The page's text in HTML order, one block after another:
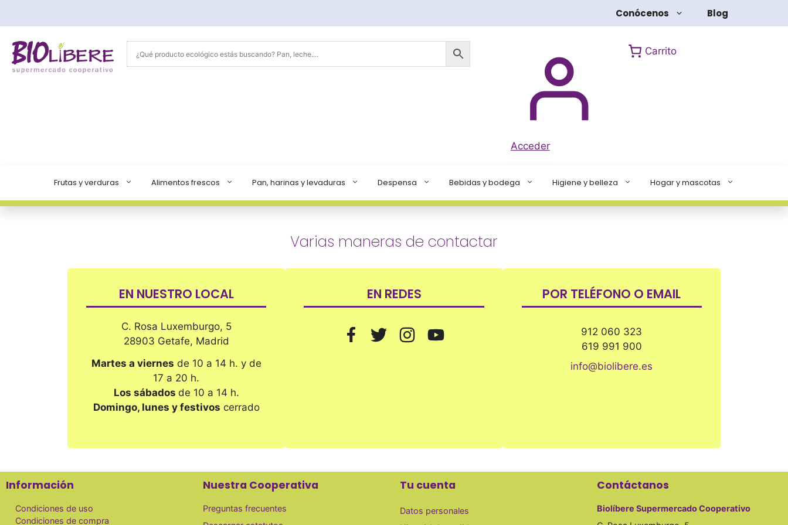
Conócenos Blog
Acceder
Carrito
Frutas y verduras Alimentos frescos Pan, harinas y levaduras Despensa Bebidas y bodega Higiene y belleza Hogar y mascotas
Varias maneras de contactar
EN NUESTRO LOCAL
C. Rosa Luxemburgo, 5
28903 Getafe, Madrid
Martes a viernes de 10 a 14 h. y de
17 a 20 h.
Los sábados de 10 a 14 h.
Domingo, lunes y festivos cerrado
EN REDES POR TELÉFONO O EMAIL
912 060 323
619 991 900
info@biolibere.es
Información
Condiciones de uso
Condiciones de compra
Nuestra Cooperativa
Preguntas frecuentes
Tu cuenta
Datos personales
Contáctanos
Biolíbere Supermercado Cooperativo